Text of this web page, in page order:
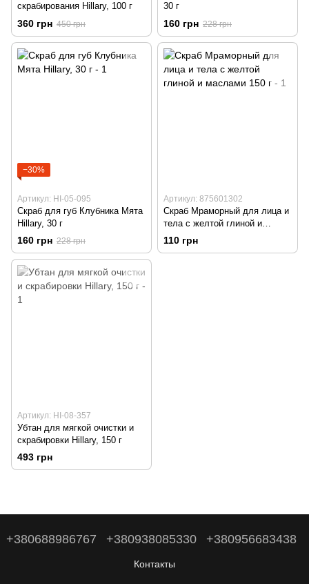
скрабирования Hillary, 100 г
360 грн 450 грн
30 г
160 грн 228 грн
−30%
Артикул: HI-05-095
Скраб для губ Клубника Мята
Hillary, 30 г
160 грн 228 грн
Артикул: 875601302
Скраб Мраморный для лица и
тела с желтой глиной и
маслами 150 г
110 грн
Артикул: HI-08-357
Убтан для мягкой очистки и
скрабировки Hillary, 150 г
493 грн
+380688986767 +380938085330 +380956683438
Контакты